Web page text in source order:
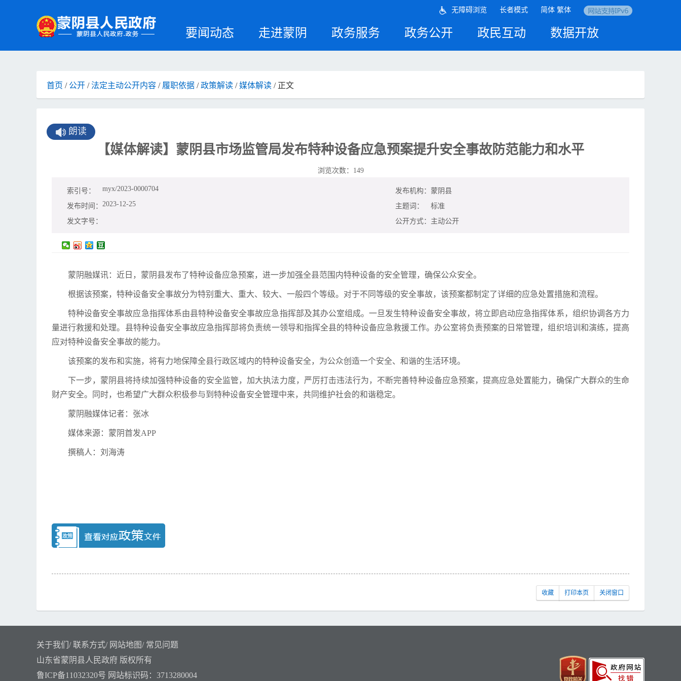
要闻动态 走进蒙阴 政务服务 政务公开 政民互动 数据开放
无障碍浏览 长者模式 简体 繁体
首页 / 公开 /法定主动公开内容 / 履职依据 /政策解读 /媒体解读 / 正文
朗读
【媒体解读】蒙阴县市场监管局发布特种设备应急预案提升安全事故防范能力和水平
浏览次数： 149
索引号： myx/2023-0000704 发布机构： 蒙阴县
发布时间： 2023-12-25 主题词：
标准
发文字号：
公开方式： 主动公开
蒙阴融媒讯：近日，蒙阴县发布了特种设备应急预案，进一步加强全县范围内特种设备的安全管理，确保公众安全。
根据该预案，特种设备安全事故分为特别重大、重大、较大、一般四个等级。对于不同等级的安全事故，该预案都制定了详细的应急处置措施和流程。
特种设备安全事故应急指挥体系由县特种设备安全事故应急指挥部及其办公室组成。一旦发生特种设备安全事故，将立即启动应急指挥体系，组织协调各方力
量进行救援和处理。县特种设备安全事故应急指挥部将负责统一领导和指挥全县的特种设备应急救援工作。办公室将负责预案的日常管理，组织培训和演练，提高
应对特种设备安全事故的能力。
该预案的发布和实施，将有力地保障全县行政区域内的特种设备安全，为公众创造一个安全、和谐的生活环境。
下一步，蒙阴县将持续加强特种设备的安全监管，加大执法力度，严厉打击违法行为，不断完善特种设备应急预案，提高应急处置能力，确保广大群众的生命
财产安全。同时，也希望广大群众积极参与到特种设备安全管理中来，共同维护社会的和谐稳定。
蒙阴融媒体记者：张冰
媒体来源：蒙阴首发APP
撰稿人：刘海涛
收藏 打印本页 关闭窗口
关于我们 /联系方式/ 网站地图/ 常见问题
山东省蒙阴县人民政府 版权所有
鲁ICP备11032320号 网站标识码：3713280004